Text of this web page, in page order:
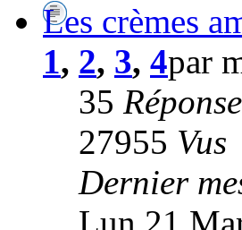
Les crèmes
1, 2, 3, 4par
35
27955 Vus
Dernier
Lun 21